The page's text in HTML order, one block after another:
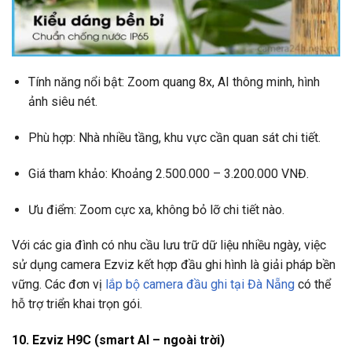
Tính năng nổi bật: Zoom quang 8x, AI thông minh, hình
ảnh siêu nét.
Phù hợp: Nhà nhiều tầng, khu vực cần quan sát chi tiết.
Giá tham khảo: Khoảng 2.500.000 – 3.200.000 VNĐ.
Ưu điểm: Zoom cực xa, không bỏ lỡ chi tiết nào.
Với các gia đình có nhu cầu lưu trữ dữ liệu nhiều ngày, việc
sử dụng camera Ezviz kết hợp đầu ghi hình là giải pháp bền
vững. Các đơn vị lắp bộ camera đầu ghi tại Đà Nẵng có thể
hỗ trợ triển khai trọn gói.
10. Ezviz H9C (smart AI – ngoài trời)